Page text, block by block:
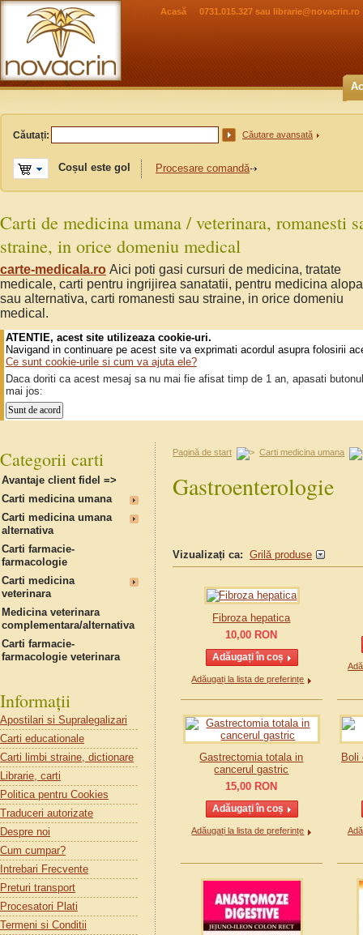
Acasă 0731.015.327 sau librarie@novacrin.ro
Căutați: Căutare avansată
Coșul este gol Procesare comandă
Carti de medicina umana / veterinara, romanesti
straine, in orice domeniu medical
carte-medicala.ro Aici poti gasi cursuri de medicina, tratate
medicale, carti pentru ingrijirea sanatatii, pentru medicina
sau alternativa, carti romanesti sau straine, in orice domeniu
medical.
ATENTIE, acest site utilizeaza cookie-uri.
Navigand in continuare pe acest site va exprimati acordul asupra folosirii
Ce sunt cookie-urile si cum va ajuta ele?
Daca doriti ca acest mesaj sa nu mai fie afisat timp de 1 an, apasati
mai jos:
Pagină de start Carti medicina umana
Gastroenterologie
Vizualizați ca: Grilă produse
Fibroza hepatica
10,00 RON
Adăugați la lista de preferințe
Gastrectomia totala in
cancerul gastric
15,00 RON
Adăugați la lista de preferințe
Boli
Categorii carti
Avantaje client fidel =>
Carti medicina umana
Carti medicina umana
alternativa
Carti farmacie-
farmacologie
Carti medicina
veterinara
Medicina veterinara
complementara/alternativa
Carti farmacie-
farmacologie veterinara
Informații
Apostilari si Supralegalizari
Carti educationale
Carti limbi straine, dictionare
Librarie, carti
Politica pentru Cookies
Traduceri autorizate
Despre noi
Cum cumpar?
Intrebari Frecvente
Preturi transport
Procesatori Plati
Termeni si Conditii